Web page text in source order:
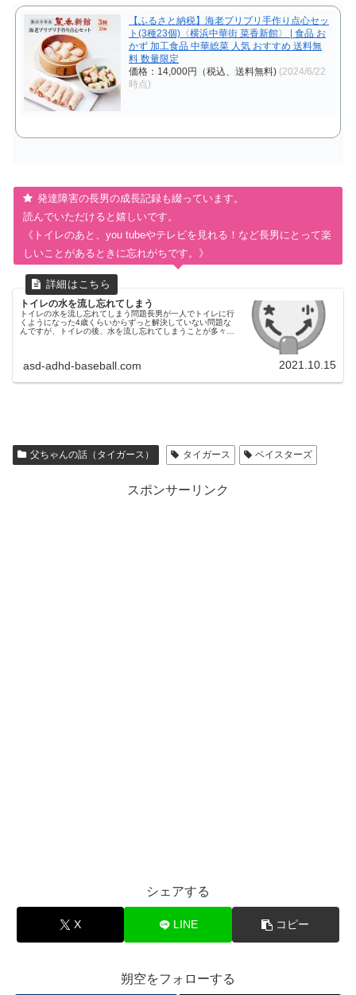
【ふるさと納税】海老プリプリ手作り点心セッ
ト(3種23個)〈横浜中華街 菜香新館〉 | 食品 お
かず 加工食品 中華総菜 人気 おすすめ 送料無
料 数量限定
価格：14,000円（税込、送料無料) (2024/6/22
時点)
発達障害の長男の成長記録も綴っています。
読んでいただけると嬉しいです。
《トイレのあと、you tubeやテレビを見れる！など長男にとって楽
しいことがあるときに忘れがちです。》
トイレの水を流し忘れてしまう
トイレの水を流し忘れてしまう問題長男が一人でトイレに行
くようになった4歳くらいからずっと解決していない問題な
んですが、トイレの後、水を流し忘れてしまうことが多々あ
asd-adhd-baseball.com 2021.10.15
父ちゃんの話（タイガース） タイガース ベイスターズ
スポンサーリンク
シェアする
X LINE コピー
朔空をフォローする